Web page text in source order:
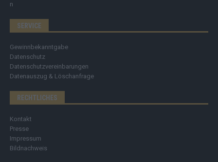
SERVICE
Gewinnbekanntgabe
Datenschutz
Datenschutzvereinbarungen
Datenauszug & Löschanfrage
RECHTLICHES
Kontakt
Presse
Impressum
Bildnachweis